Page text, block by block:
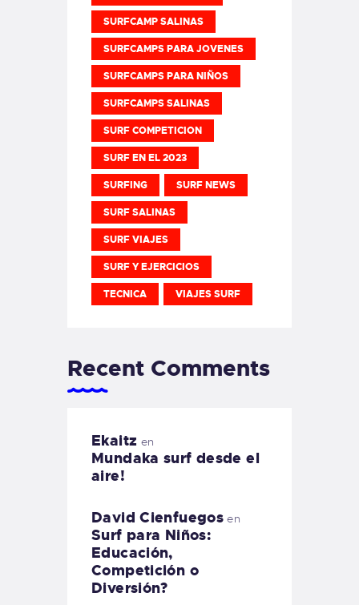
SURFCAMP SALINAS
SURFCAMPS PARA JOVENES
SURFCAMPS PARA NIÑOS
SURFCAMPS SALINAS
SURF COMPETICION
SURF EN EL 2023
SURFING SURF NEWS
SURF SALINAS
SURF VIAJES
SURF Y EJERCICIOS
TECNICA VIAJES SURF
Recent Comments
Ekaitz en
Mundaka surf desde el
aire!
David Cienfuegos en
Surf para Niños:
Educación,
Competición o
Diversión?